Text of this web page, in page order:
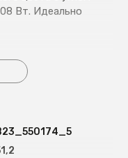
Вт. Идеально